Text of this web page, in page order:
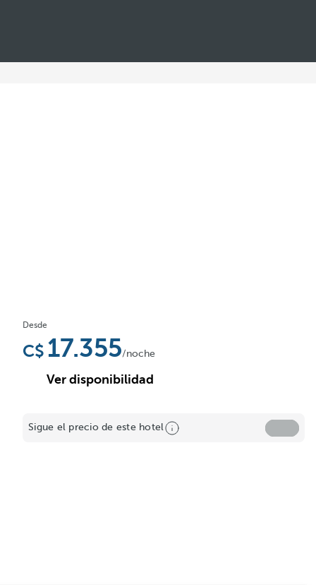
Desde
17.355/noche
Ver disponibilidad
Sigue el precio de este hotel